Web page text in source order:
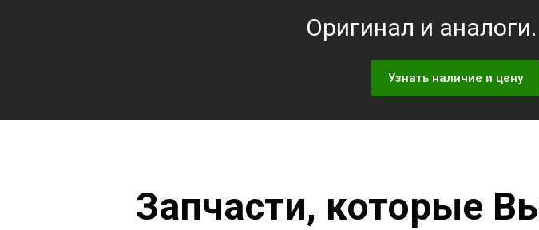
Оригинал и
Узнать наличие и цену
Запчасти, которые